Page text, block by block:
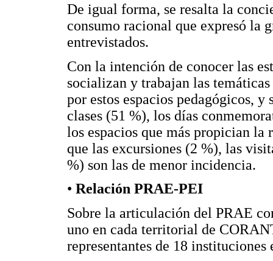
De igual forma, se resalta la
consumo racional que expresó la
entrevistados.
Con la intención de conocer las
socializan y trabajan las
por estos espacios pedagógicos,
clases (51 %), los días
los espacios que más propician
que las excursiones (2 %), las
%) son las de menor incidencia.
• Relación PRAE-PEI
Sobre la articulación del PRAE
uno en cada territorial de
representantes de 18 instituciones